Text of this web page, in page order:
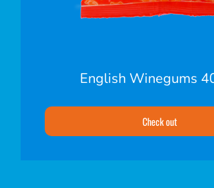
English Winegums
Check out